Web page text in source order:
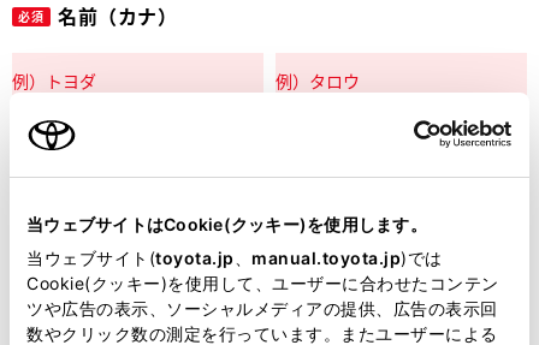
当ウェブサイトはCookie(クッキー)を使用します。
当ウェブサイト(toyota.jp manual.toyota.jp)では
Cookie(クッキー)を使用して、ユーザーに合わせたコンテン
ツや広告の表示、ソーシャルメディアの提供、広告の表示回
数やクリック数の測定を行っています。またユーザーによる
必須 名前（カナ）
郵便番号
住所自動入力
必須 都道府県